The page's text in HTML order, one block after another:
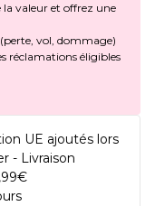
la valeur et offrez une
vol, dommage)
réclamations éligibles
UE ajoutés lors
- Livraison